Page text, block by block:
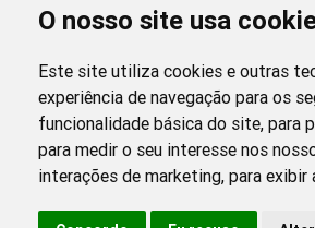
O nosso site usa
Este site utiliza cookies e outras
experiência de navegação para os
funcionalidade básica do site, para
para medir o seu interesse nos
interações de marketing, para exibir
poderão compor o […]
e Onde Fazer